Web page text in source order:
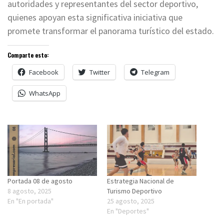
autoridades y representantes del sector deportivo,
quienes apoyan esta significativa iniciativa que
promete transformar el panorama turístico del estado.
Comparte esto:
Facebook Twitter Telegram
WhatsApp
Portada 08 de agosto
8 agosto, 2025
En "En portada"
Estrategia Nacional de
Turismo Deportivo
25 agosto, 2025
En "Deportes"